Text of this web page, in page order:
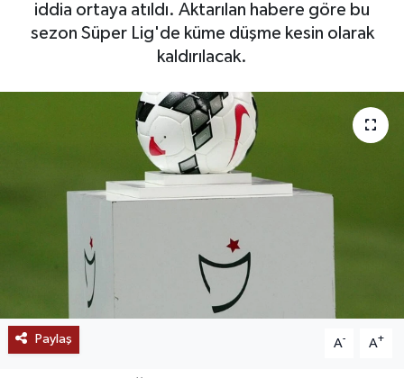
iddia ortaya atıldı. Aktarılan habere göre bu
sezon Süper Lig'de küme düşme kesin olarak
kaldırılacak.
Paylaş A- A+
EKONOMİ
EĞİTİM
BÖLGE
KEŞFET
POPÜLER
Tüm Manşetler
Son Dakika Haberleri